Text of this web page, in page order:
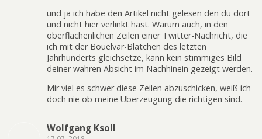
und ja ich habe den Artikel nicht gelesen den du dort
und nicht hier verlinkt hast. Warum auch, in den
oberflächenlichen Zeilen einer Twitter-Nachricht, die
ich mit der Bouelvar-Blätchen des letzten
Jahrhunderts gleichsetze, kann kein stimmiges Bild
deiner wahren Absicht im Nachhinein gezeigt werden.
Mir viel es schwer diese Zeilen abzuschicken, weiß ich
doch nie ob meine Überzeugung die richtigen sind.
Wolfgang Ksoll